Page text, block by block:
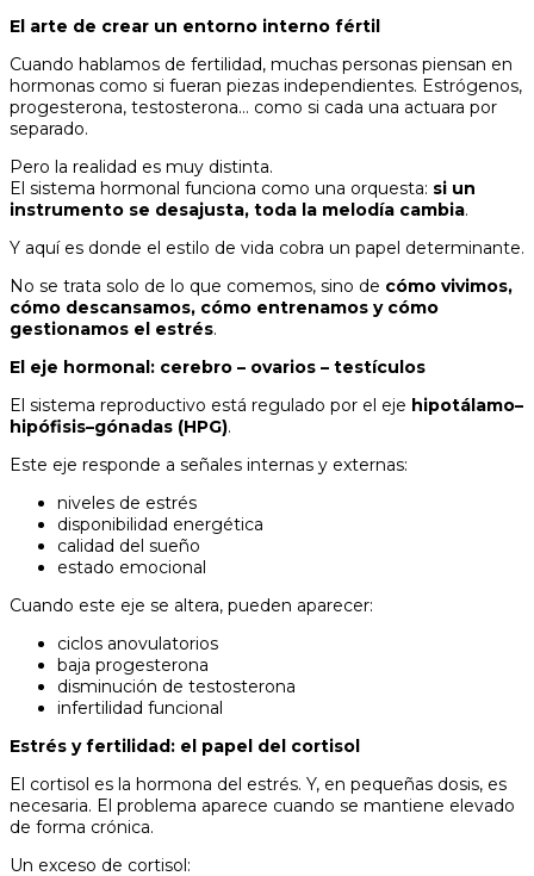
El arte de crear un entorno interno fértil
Cuando hablamos de fertilidad, muchas personas piensan en
hormonas como si fueran piezas independientes. Estrógenos,
progesterona, testosterona… como si cada una actuara por
separado.
Pero la realidad es muy distinta.
El sistema hormonal funciona como una orquesta: si un
instrumento se desajusta, toda la melodía cambia.
Y aquí es donde el estilo de vida cobra un papel determinante.
No se trata solo de lo que comemos, sino de cómo vivimos,
cómo descansamos, cómo entrenamos y cómo
gestionamos el estrés.
El eje hormonal: cerebro – ovarios – testículos
El sistema reproductivo está regulado por el eje hipotálamo–
hipófisis–gónadas (HPG).
Este eje responde a señales internas y externas:
niveles de estrés
disponibilidad energética
calidad del sueño
estado emocional
Cuando este eje se altera, pueden aparecer:
ciclos anovulatorios
baja progesterona
disminución de testosterona
infertilidad funcional
Estrés y fertilidad: el papel del cortisol
El cortisol es la hormona del estrés. Y, en pequeñas dosis, es
necesaria. El problema aparece cuando se mantiene elevado
de forma crónica.
Un exceso de cortisol: